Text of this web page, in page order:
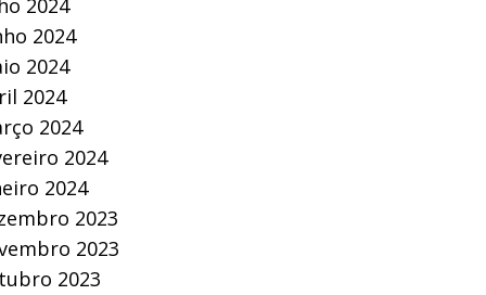
2024
2024
2024
2024
2024
2024
2024
2023
2023
2023